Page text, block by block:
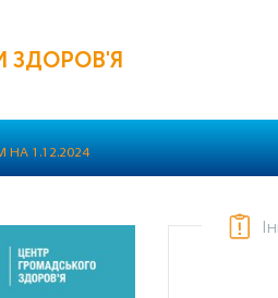
ЗДОРОВ'Я
НА 1.12.2024